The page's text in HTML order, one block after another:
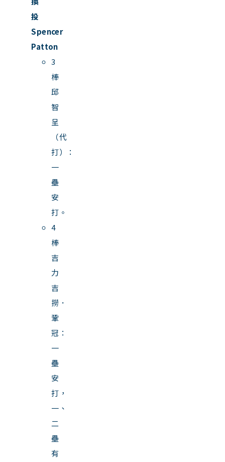
投
Spencer
Patton
3
棒
邱
智
呈
（代
打）：
一
壘
安
打。
4
棒
吉
力
吉
撈．
鞏
冠：
一
壘
安
打，
一、
二
壘
有